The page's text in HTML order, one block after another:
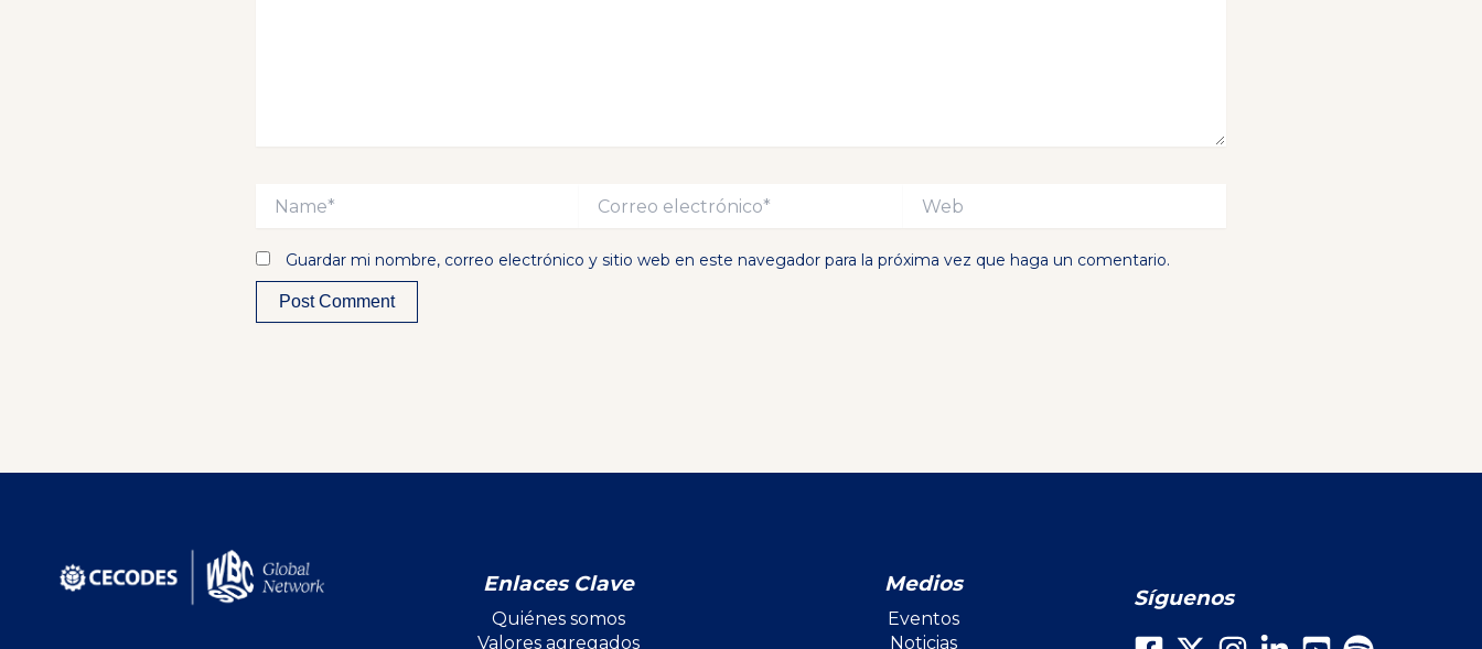
electrónico*
Guardar mi nombre, correo electrónico y sitio web en este navegador para la próxima vez que haga un comentario.
Enlaces Clave
Quiénes somos
Valores agregados
Medios
Eventos
Noticias
Síguenos